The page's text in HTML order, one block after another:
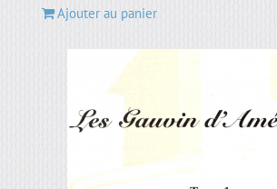
Ajouter au panier